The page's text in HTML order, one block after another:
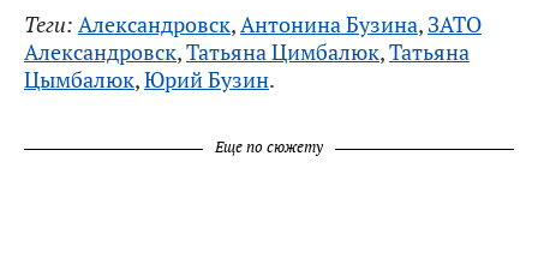
Теги: Александровск,Антонина Бузина, ЗАТО
Александровск,Татьяна Цимбалюк,Татьяна
Цымбалюк,Юрий Бузин.
Еще по сюжету